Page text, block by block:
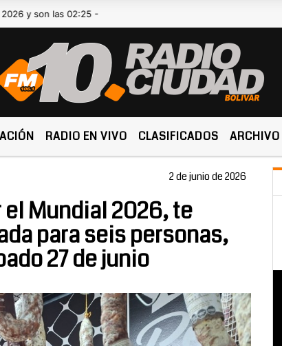
las 02:25 -
RADIO EN VIVO CLASIFICADOS ARCHIVO
2 de junio de 2026
Mundial 2026, te
para seis personas,
27 de junio